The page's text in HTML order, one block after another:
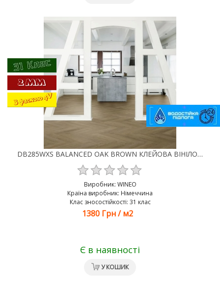
DB285WXS BALANCED OAK BROWN КЛЕЙОВА ВІНІЛОВА ПІДЛОГА LVT WINEO 400
Виробник: WINEO
Країна виробник: Німеччина
Клас зносостійкості: 31 клас
1380 Грн/м2
Є в наявності
У КОШИК